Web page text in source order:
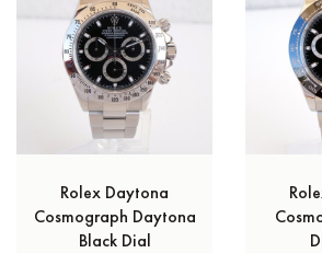
Rolex Daytona
Cosmograph Daytona
Black Dial